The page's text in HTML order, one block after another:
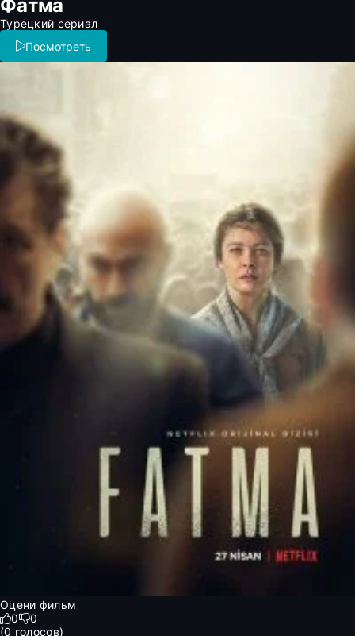
Фатма
Турецкий сериал
Посмотреть
Оцени фильм
0
0
(0 голосов)